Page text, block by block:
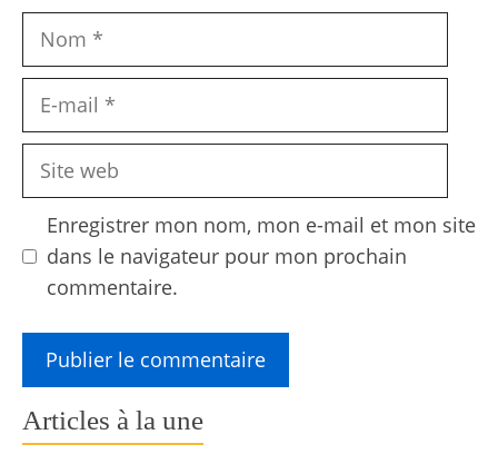
Nom
Site
Enregistrer mon nom, mon e-mail et mon site
dans le navigateur pour mon prochain
commentaire.
Articles à la une